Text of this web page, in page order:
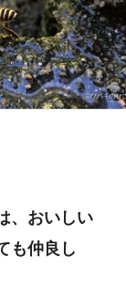
、おいしい
も仲良し